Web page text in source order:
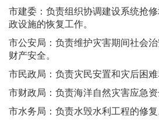
市建委：负责组织协调建设系统抢
政设施的恢复工作。
市公安局：负责维护灾害期间社会
财产安全。
市民政局：负责灾民安置和灾后困难
市财政局：负责海洋自然灾害应急资
市水务局：负责水毁水利工程的修复